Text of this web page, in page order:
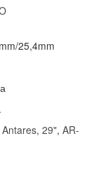
25,4mm
Antares, 29", AR-